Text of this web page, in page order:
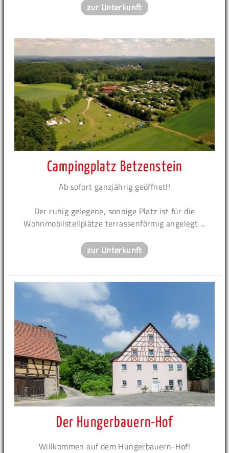
zur Unterkunft
Campingplatz Betzenstein
Ab sofort ganzjährig geöffnet!!
Der ruhig gelegene, sonnige Platz ist für die
Wohnmobilstellplätze terrassenförmig angelegt ...
zur Unterkunft
Der Hungerbauern-Hof
Willkommen auf dem Hungerbauern-Hof!